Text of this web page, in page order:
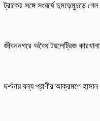
ট্রাকের সঙ্গে সংঘর্ষে দুমড়েমুচড়ে
জীবননগরে অবৈধ টয়লেট্রিজ
দর্শনায় বন্য প্রাণীর আক্রমণে হাসান